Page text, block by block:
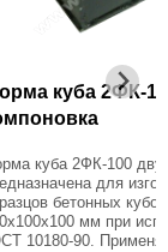
куба 2ФК-
куба 2ФК-100
для
бетонных
мм при
10180-90.